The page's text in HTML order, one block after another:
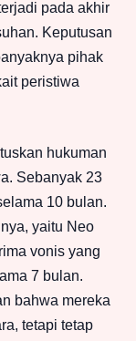
pada akhir
Keputusan
pihak
peristiwa
hukuman
Sebanyak 23
10 bulan.
yaitu Neo
vonis yang
7 bulan.
bahwa mereka
tetapi tetap